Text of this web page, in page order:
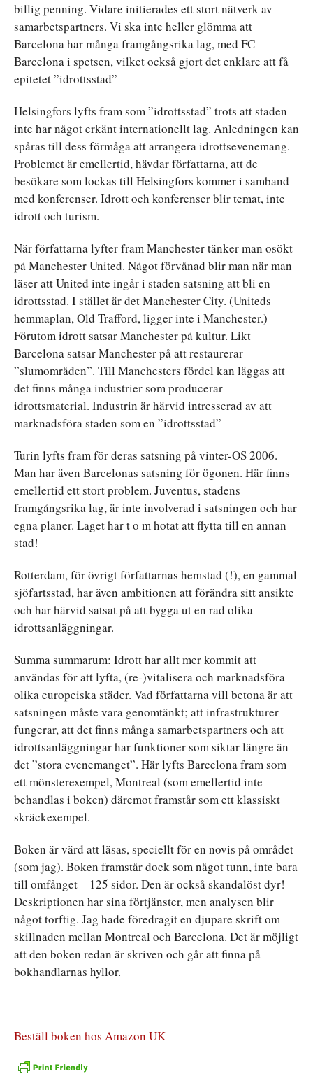
billig penning. Vidare initierades ett stort nätverk av
samarbetspartners. Vi ska inte heller glömma att
Barcelona har många framgångsrika lag, med FC
Barcelona i spetsen, vilket också gjort det enklare att få
epitetet ”idrottsstad”
Helsingfors lyfts fram som ”idrottsstad” trots att staden
inte har något erkänt internationellt lag. Anledningen kan
spåras till dess förmåga att arrangera idrottsevenemang.
Problemet är emellertid, hävdar författarna, att de
besökare som lockas till Helsingfors kommer i samband
med konferenser. Idrott och konferenser blir temat, inte
idrott och turism.
När författarna lyfter fram Manchester tänker man osökt
på Manchester United. Något förvånad blir man när man
läser att United inte ingår i staden satsning att bli en
idrottsstad. I stället är det Manchester City. (Uniteds
hemmaplan, Old Trafford, ligger inte i Manchester.)
Förutom idrott satsar Manchester på kultur. Likt
Barcelona satsar Manchester på att restaurerar
”slumområden”. Till Manchesters fördel kan läggas att
det finns många industrier som producerar
idrottsmaterial. Industrin är härvid intresserad av att
marknadsföra staden som en ”idrottsstad”
Turin lyfts fram för deras satsning på vinter-OS 2006.
Man har även Barcelonas satsning för ögonen. Här finns
emellertid ett stort problem. Juventus, stadens
framgångsrika lag, är inte involverad i satsningen och har
egna planer. Laget har t o m hotat att flytta till en annan
stad!
Rotterdam, för övrigt författarnas hemstad (!), en gammal
sjöfartsstad, har även ambitionen att förändra sitt ansikte
och har härvid satsat på att bygga ut en rad olika
idrottsanläggningar.
Summa summarum: Idrott har allt mer kommit att
användas för att lyfta, (re-)vitalisera och marknadsföra
olika europeiska städer. Vad författarna vill betona är att
satsningen måste vara genomtänkt; att infrastrukturer
fungerar, att det finns många samarbetspartners och att
idrottsanläggningar har funktioner som siktar längre än
det ”stora evenemanget”. Här lyfts Barcelona fram som
ett mönsterexempel, Montreal (som emellertid inte
behandlas i boken) däremot framstår som ett klassiskt
skräckexempel.
Boken är värd att läsas, speciellt för en novis på området
(som jag). Boken framstår dock som något tunn, inte bara
till omfånget – 125 sidor. Den är också skandalöst dyr!
Deskriptionen har sina förtjänster, men analysen blir
något torftig. Jag hade föredragit en djupare skrift om
skillnaden mellan Montreal och Barcelona. Det är möjligt
att den boken redan är skriven och går att finna på
bokhandlarnas hyllor.
Beställ boken hos Amazon UK